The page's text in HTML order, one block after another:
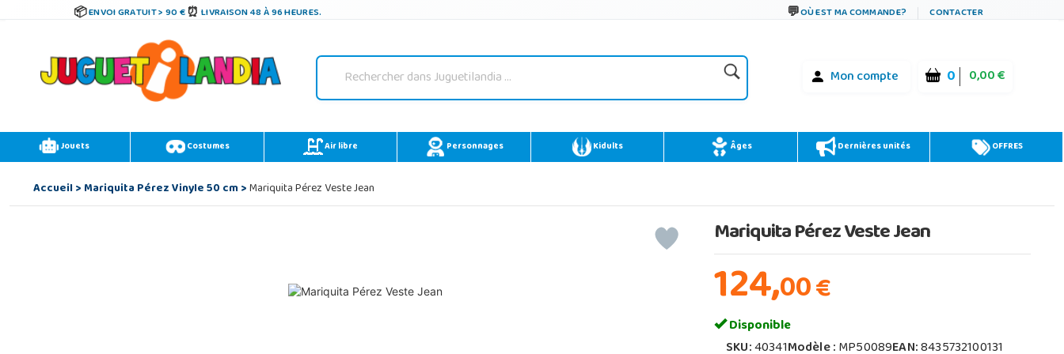
ENVOI GRATUIT > 90 € LIVRAISON 48 À 96 HEURES. OÙ EST MA COMMANDE? CONTACTER
Mon compte 0 0,00 €
Jouets Costumes Air libre Personnages Kidults Âges Dernières unités OFFRES
Accueil>Mariquita Pérez Vinyle 50 cm>Mariquita Pérez Veste Jean
Mariquita Pérez Veste Jean
124,00€
Disponible
SKU:40341Modèle :MP50089EAN:8435732100131